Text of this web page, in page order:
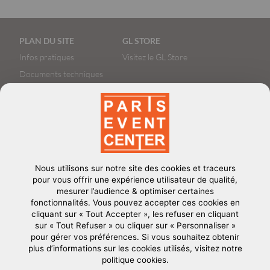
PLAN DU SITE
Infos pratiques
Documents techniques
GL STORE
Visitez le GL Store
Le terrain de jeu événementiel parisiencontact@parisevent-
center.com
CONTACT US
+33 (0)1 53 60 26 14
20, avenue de la Porte de la Villette
75019-Paris
France
Nous utilisons sur notre site des cookies et traceurs
pour vous offrir une expérience utilisateur de qualité,
mesurer l’audience & optimiser certaines
fonctionnalités. Vous pouvez accepter ces cookies en
cliquant sur « Tout Accepter », les refuser en cliquant
sur « Tout Refuser » ou cliquer sur « Personnaliser »
pour gérer vos préférences. Si vous souhaitez obtenir
plus d’informations sur les cookies utilisés, visitez notre
politique cookies.